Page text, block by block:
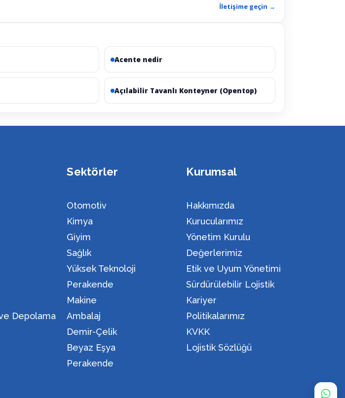
İletişime geçin →
Acente nedir
Açılabilir Tavanlı Konteyner (Opentop)
Depolama
Sektörler
Otomotiv
Kimya
Giyim
Sağlık
Yüksek Teknoloji
Perakende
Makine
Ambalaj
Demir-Çelik
Beyaz Eşya
Perakende
Kurumsal
Hakkımızda
Kurucularımız
Yönetim Kurulu
Değerlerimiz
Etik ve Uyum Yönetimi
Sürdürülebilir Lojistik
Kariyer
Politikalarımız
KVKK
Lojistik Sözlüğü